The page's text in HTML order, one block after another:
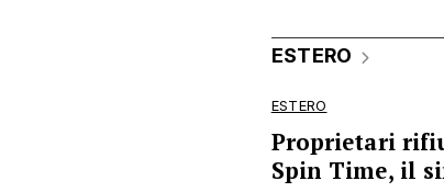
ESTERO
ESTERO
Proprietari
Spin Time, il